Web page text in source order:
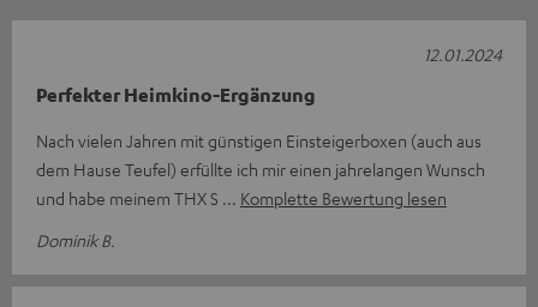
Perfekter Heimkino-Ergänzung
Nach vielen Jahren mit günstigen Einsteigerboxen (auch aus
dem Hause Teufel) erfüllte ich mir einen jahrelangen Wunsch
und habe meinem THX S
Komplette Bewertung lesen
Dominik B.
12.01.2024